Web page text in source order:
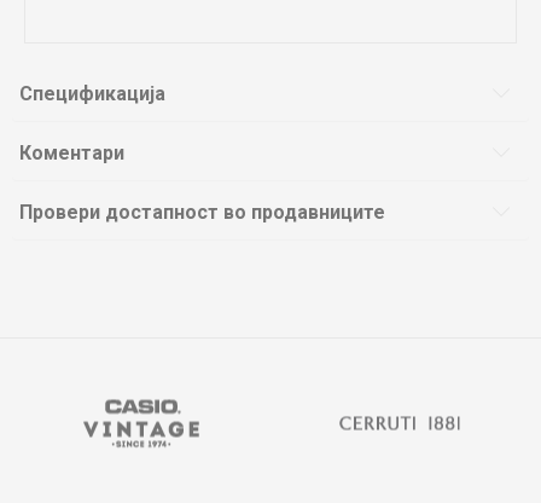
Спецификација
Коментари
Провери достапност во продавниците